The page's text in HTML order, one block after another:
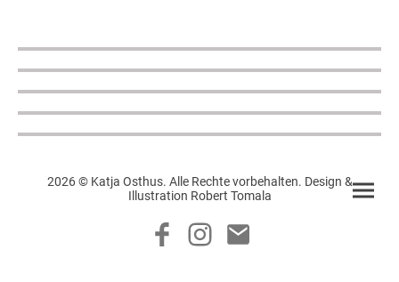
2026 © Katja Osthus. Alle Rechte vorbehalten. Design &
Illustration Robert Tomala